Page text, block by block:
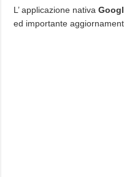
L’ applicazione nativa
ed importante